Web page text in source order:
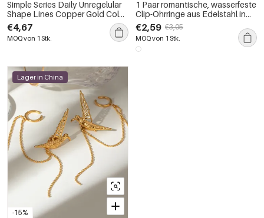
Simple Series Daily Unregelular
Shape Lines Copper Gold Color
Damen-Clip-Ohrringe
€4,67
MOQ von 1 Stk.
1 Paar romantische, wasserfeste
Clip-Ohrringe aus Edelstahl in
Goldfarbe mit Blumenmuster für
Damen.
€2,59 €3,05
MOQ von 1 Stk.
-15%
Lager in China